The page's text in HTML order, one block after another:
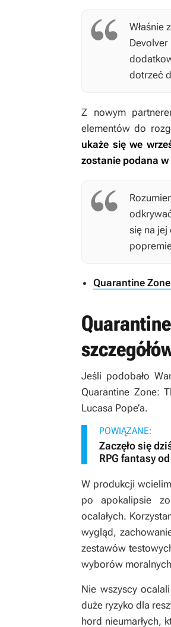
Właśnie
Devolver
dotrzeć
Z nowym
elementów do
ukaże się we
zostanie podana
się na jej
Quarantine
Jeśli podobało
Quarantine Zone:
Lucasa Pope’a.
POWIĄZANE:
Zaczęło się
RPG fantasy
W produkcji
po apokalipsie
ocalałych.
wygląd,
zestawów
wyborów
Nie wszyscy
duże ryzyko dla
hord nieumarłych,